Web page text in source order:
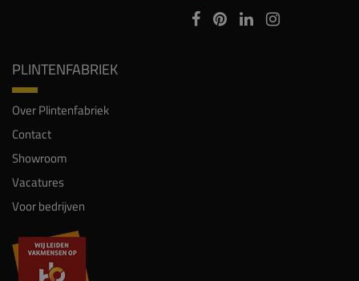
PLINTENFABRIEK
Over Plintenfabriek
Contact
Showroom
Vacatures
Voor bedrijven